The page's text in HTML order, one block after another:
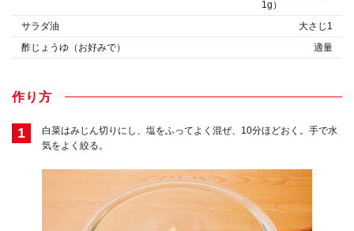
1g）
サラダ油
大さじ1
酢じょうゆ（お好みで）
適量
作り方
1
白菜はみじん切りにし、塩をふってよく混ぜ、10分ほどおく。手で水
気をよく絞る。